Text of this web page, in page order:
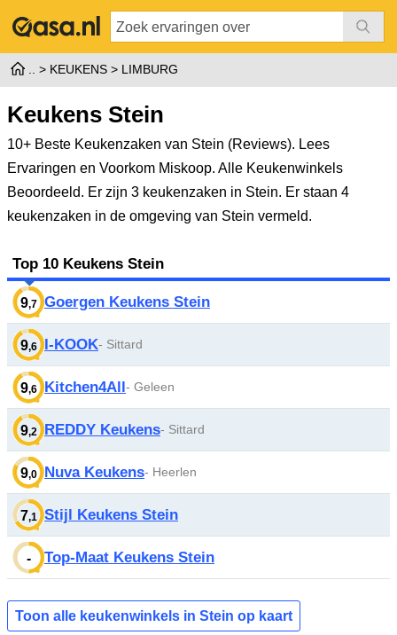
KEUKENS LIMBURG
Keukens Stein
10+ Beste Keukenzaken van Stein (Reviews). Lees
Ervaringen en Voorkom Miskoop. Alle Keukenwinkels
Beoordeeld. Er zijn 3 keukenzaken in Stein. Er staan 4
keukenzaken in de omgeving van Stein vermeld.
Top 10 Keukens Stein
9,7 Goergen Keukens Stein
9,6 I-KOOK- Sittard
9,6 Kitchen4All- Geleen
9,2 REDDY Keukens- Sittard
9,0 Nuva Keukens- Heerlen
7,1 Stijl Keukens Stein
- Top-Maat Keukens Stein
Toon alle keukenwinkels in Stein op kaart